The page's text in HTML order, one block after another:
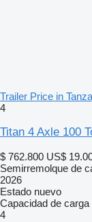
Trailer Price in
4
Titan 4 Axle 100
$ 762.800 US$
Semirremolque de
2026
Estado nuevo
Capacidad de carga
4